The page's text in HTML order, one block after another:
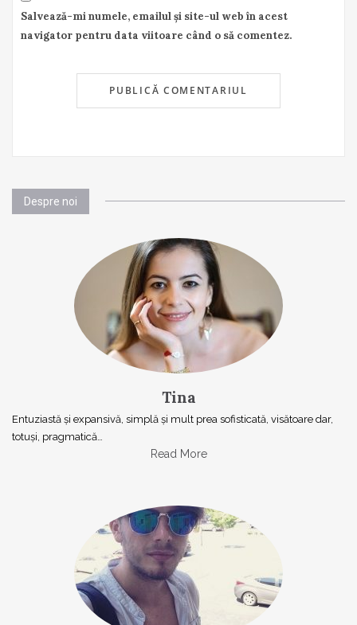
Salvează-mi numele, emailul și site-ul web în acest
navigator pentru data viitoare când o să comentez.
Despre noi
Tina
Entuziastă şi expansivă, simplă şi mult prea sofisticată, visătoare dar,
totuşi, pragmatică…
Read More